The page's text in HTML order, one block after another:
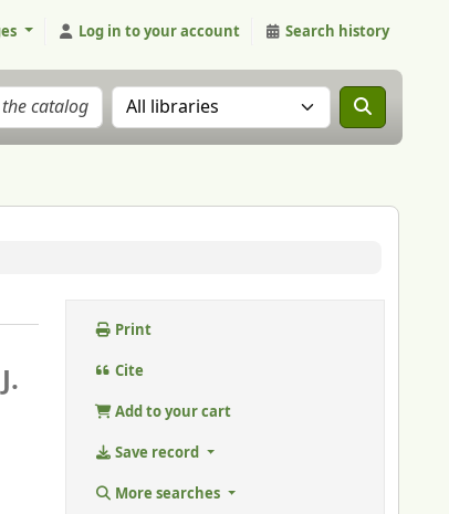
Log in to your account Search history
Search the catalog in:
Print
Cite
Add to your cart
Save record
More searches